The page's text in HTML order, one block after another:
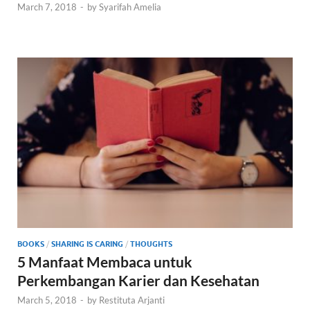
March 7, 2018 - bySyarifah Amelia
BOOKS / SHARING IS CARING / THOUGHTS
5 Manfaat Membaca untuk
Perkembangan Karier dan Kesehatan
March 5, 2018 - by Restituta Arjanti